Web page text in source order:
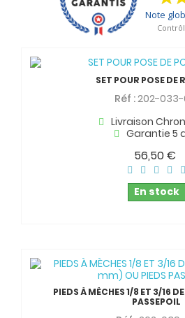
SET POUR POSE DE
Réf :202-033-
Livraison
Garantie 5
56,50 €
En stock
PIEDS À MÈCHES 1/8 ET 3/16
PASSEPOIL